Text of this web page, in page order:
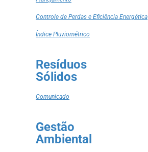
Controle de Perdas e Eficiência Energética
Índice Pluviométrico
Resíduos
Sólidos
Comunicado
Gestão
Ambiental